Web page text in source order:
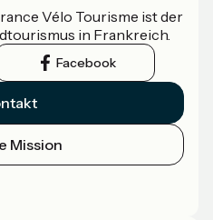
Vélo Tourisme ist der
in Frankreich.
Facebook
Mission